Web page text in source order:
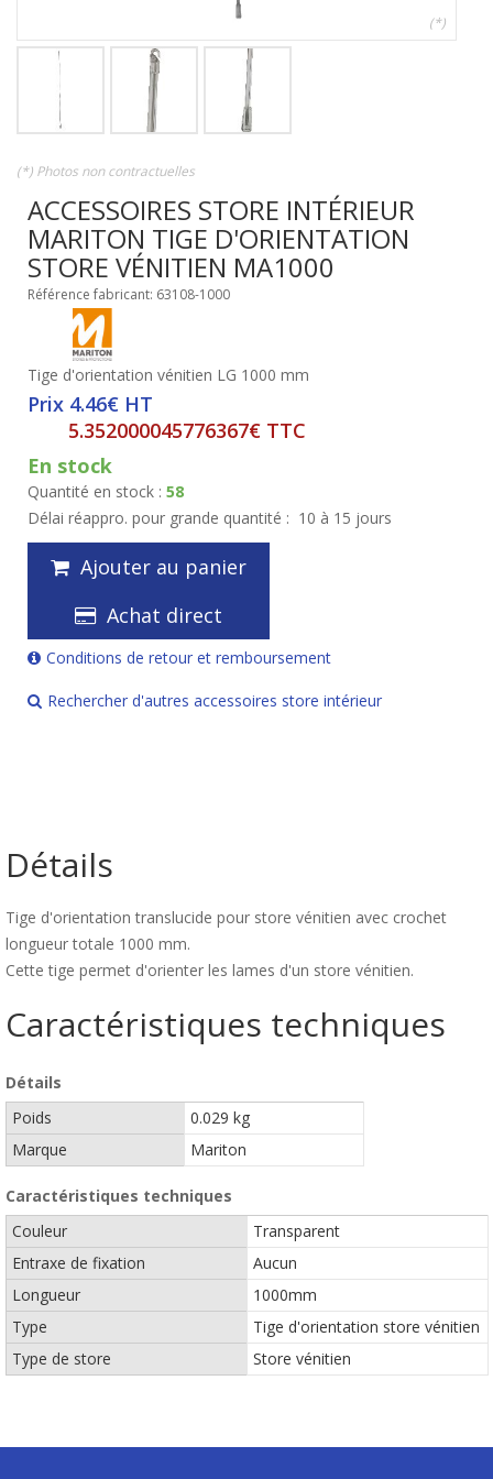
(*)
(*) Photos non contractuelles
ACCESSOIRES STORE INTÉRIEUR
MARITON TIGE D'ORIENTATION
STORE VÉNITIEN MA1000
Référence fabricant: 63108-1000
Tige d'orientation vénitien LG 1000 mm
Prix 4.46€ HT
5.352000045776367€ TTC
En stock
Quantité en stock : 58
Délai réappro. pour grande quantité : 10 à 15 jours
Ajouter au panier
Achat direct
Conditions de retour et remboursement
Rechercher d'autres accessoires store intérieur
Détails
Tige d'orientation translucide pour store vénitien avec crochet
longueur totale 1000 mm.
Cette tige permet d'orienter les lames d'un store vénitien.
Caractéristiques techniques
Détails
Poids
0.029 kg
Marque
Mariton
Caractéristiques techniques
Couleur
Transparent
Entraxe de fixation
Aucun
Longueur
1000mm
Type
Tige d'orientation store vénitien
Type de store
Store vénitien